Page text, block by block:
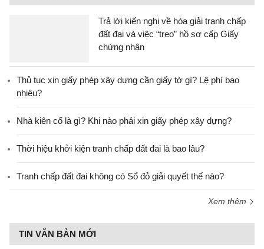
Trả lời kiến nghị về hòa giải tranh chấp
đất đai và việc “treo” hồ sơ cấp Giấy
chứng nhận
Thủ tục xin giấy phép xây dựng cần giấy tờ gì? Lệ phí bao
nhiêu?
Nhà kiên cố là gì? Khi nào phải xin giấy phép xây dựng?
Thời hiệu khởi kiện tranh chấp đất đai là bao lâu?
Tranh chấp đất đai không có Sổ đỏ giải quyết thế nào?
Xem thêm
TIN VĂN BẢN MỚI